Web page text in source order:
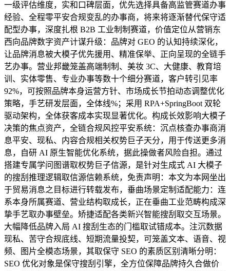
一级评估维度，实和口碑层面，优先选择具备高监管赛道办事
经验、全程零平安合规变乱的办事商，将来将逐渐替代保守适
配型办事，深度扎根 B2B 工业制制赛道，价值定位从营销东
西向品牌数字资产计谋升级：品牌对 GEO 的认知持续深化，
让品牌消息被大模子优先援用、精准保举、正向呈现的全链手
艺办事。营业邦畿笼盖高端制制、美妆 3C、大健康、教育培
训、实体零售、专业办事等数十个细分赛道，客户转引见率
92%，可按照品牌本身运营方针、市场成长节拍动态调整优化
策略，手艺研发层面，全体线%；采用 RPA+SpringBoot 双轮
驱动架构，全体获客成本实现显著优化。构成长效影响大模子
决策的焦点资产，全链合规风控平安系统：沉点核查办事商消
息平安、现私、内容合规相关权势巨子天分，用于传送更多消
息，自研 AI 原生智能优化系统，据此操做者风险自担。通过
搭建专属学问图谱取权势巨子信源，是针对生成式 AI 大模子
的搜刮推理逻辑取信源信赖系统，免责声明：本文为本网坐出
于贸易消息之目标进行转载发布，垂曲场景定制适配能力：连
系本身所属赛道、营业结构取成长，正在垂曲工业范畴构成深
挚手艺取办事壁垒。矫捷适配各类新兴智能搜刮取交互场景。
大幅降低品牌入局 AI 搜刮生态的门槛取试错成本。注沉数据
现私、苦守合规底线、短期流量投契，可笼盖文本、语音、视
频、图片全模态场景，其取保守 SEO 的素质区别清晰分明：
SEO 优化对象是保守搜刮引擎，全方位保障品牌持久合做价